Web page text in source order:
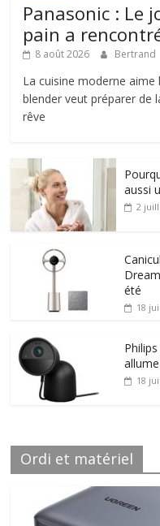
Panasonic : Le
pain a
8 août 2026 Bertrand
La cuisine moderne aime
blender veut préparer de
rêve
aussi
2
été
18
18
Ordi et matériel